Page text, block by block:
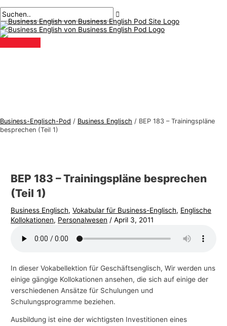
Inhalt
springen
Business-Englisch-Pod / Business Englisch / BEP 183 – Trainingspläne
besprechen (Teil 1)
BEP 183 – Trainingspläne besprechen
(Teil 1)
Business Englisch,Vokabular für Business-Englisch, Englische
Kollokationen, Personalwesen /April 3, 2011
In dieser Vokabellektion für Geschäftsenglisch, Wir werden uns
einige gängige Kollokationen ansehen, die sich auf einige der
verschiedenen Ansätze für Schulungen und
Schulungsprogramme beziehen.
Ausbildung ist eine der wichtigsten Investitionen eines
Sie
hier
ein..
B
u
s
i
E
i
s
c
h
h
e
m
n
S
u
c
h
h